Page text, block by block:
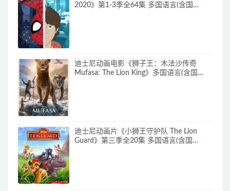
2020》第1-3季全64集 多国语言(含国
迪士尼动画电影《狮子王：木法沙传奇
Mufasa: The Lion King》多国语言(含国
迪士尼动画片《小狮王守护队 The Lion
Guard》第三季全20集 多国语言(含国